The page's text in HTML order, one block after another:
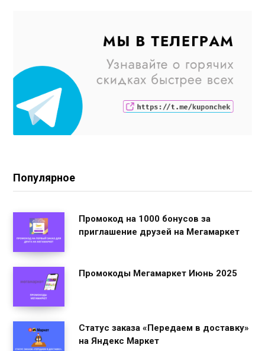
Популярное
Промокод на 1000 бонусов за
приглашение друзей на Мегамаркет
Промокоды Мегамаркет Июнь 2025
Статус заказа «Передаем в доставку»
на Яндекс Маркет